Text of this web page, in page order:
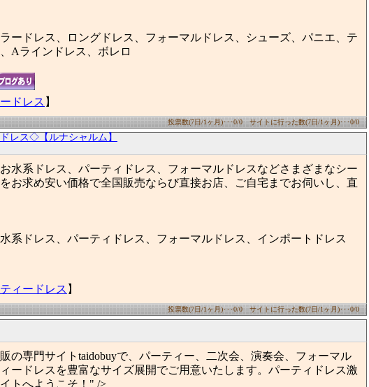
ードレス、ロングドレス、フォーマルドレス、シューズ、パニエ、テ
Aラインドレス、ボレロ
ドレス 】
投票数(7日/1ヶ月)･･･0/0 サイトに行った数(7日/1ヶ月)･･･0/0
レス◇【ルナシャルム】
水系ドレス、パーティドレス、フォーマルドレスなどさまざまなシー
お求め安い価格で全国販売ならび直接お店、ご自宅までお伺いし、直
系ドレス、パーティドレス、フォーマルドレス、インポートドレス
ィードレス 】
投票数(7日/1ヶ月)･･･0/0 サイトに行った数(7日/1ヶ月)･･･0/0
の専門サイトtaidobuyで、パーティー、二次会、演奏会、フォーマル
ードレスを豊富なサイズ展開でご用意いたします。パーティドレス激
トへようこそ！" />